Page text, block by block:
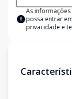
As
possa entrar
privacidade e